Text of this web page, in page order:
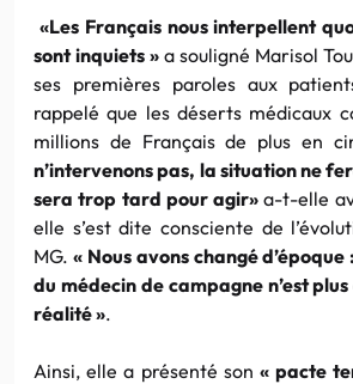
«Les Français nous interpellent
sont inquiets » a souligné Marisol
ses premières paroles aux
rappelé que les déserts médicaux
millions de Français de plus en
n’intervenons pas, la situation ne
sera trop tard pour agir» a-t-elle
elle s’est dite consciente de
MG. « Nous avons changé d’époque
du médecin de campagne n’est
réalité ».
Ainsi, elle a présenté son « pacte